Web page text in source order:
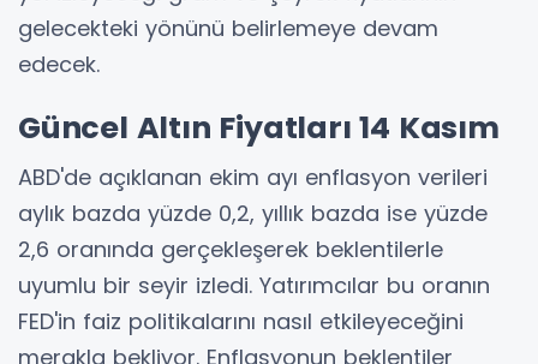
gelecekteki yönünü belirlemeye devam
edecek.
Güncel Altın Fiyatları 14 Kasım
ABD'de açıklanan ekim ayı enflasyon verileri
aylık bazda yüzde 0,2, yıllık bazda ise yüzde
2,6 oranında gerçekleşerek beklentilerle
uyumlu bir seyir izledi. Yatırımcılar bu oranın
FED'in faiz politikalarını nasıl etkileyeceğini
merakla bekliyor. Enflasyonun beklentiler